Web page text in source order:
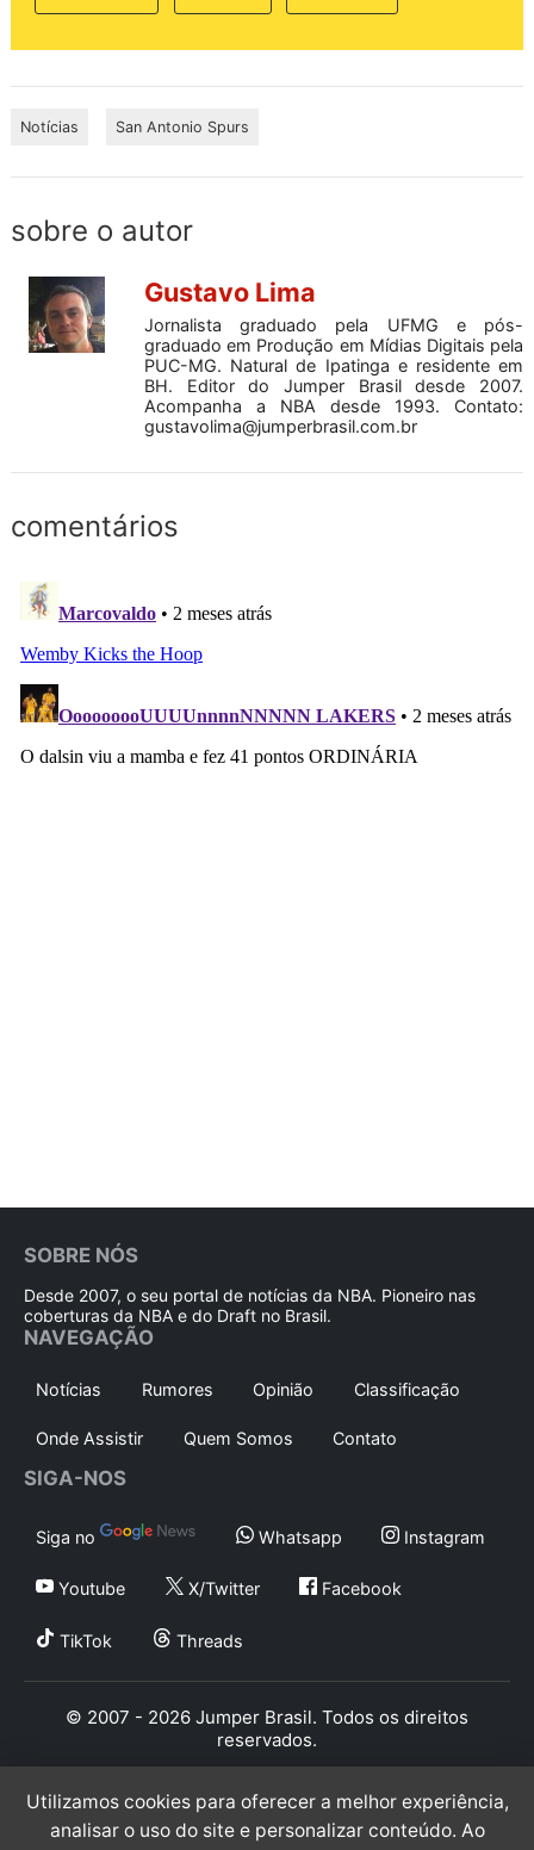
Notícias San Antonio Spurs
sobre o autor
Gustavo Lima
Jornalista graduado pela UFMG e pós-
graduado em Produção em Mídias Digitais pela
PUC-MG. Natural de Ipatinga e residente em
BH. Editor do Jumper Brasil desde 2007.
Acompanha a NBA desde 1993. Contato:
gustavolima@jumperbrasil.com.br
comentários
SOBRE NÓS
Desde 2007, o seu portal de notícias da NBA. Pioneiro nas
coberturas da NBA e do Draft no Brasil.
NAVEGAÇÃO
Notícias Rumores Opinião Classificação
Onde Assistir Quem Somos Contato
SIGA-NOS
Siga no Whatsapp Instagram
Youtube X/Twitter Facebook
TikTok Threads
© 2007 - 2026 Jumper Brasil. Todos os direitos
reservados.
Utilizamos cookies para oferecer a melhor experiência,
analisar o uso do site e personalizar conteúdo. Ao